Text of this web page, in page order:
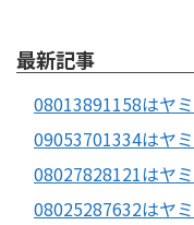
最新記事
08013891158はヤ
09053701334はヤ
08027828121はヤ
08025287632はヤ